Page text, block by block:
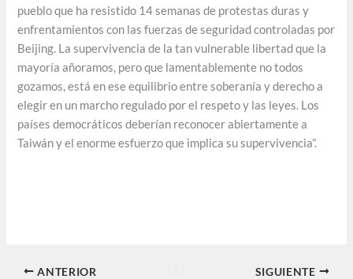
pueblo que ha resistido 14 semanas de protestas duras y
enfrentamientos con las fuerzas de seguridad controladas por
Beijing. La supervivencia de la tan vulnerable libertad que la
mayoría añoramos, pero que lamentablemente no todos
gozamos, está en ese equilibrio entre soberanía y derecho a
elegir en un marcho regulado por el respeto y las leyes. Los
países democráticos deberían reconocer abiertamente a
Taiwán y el enorme esfuerzo que implica su supervivencia”.
ANTERIOR SIGUIENTE